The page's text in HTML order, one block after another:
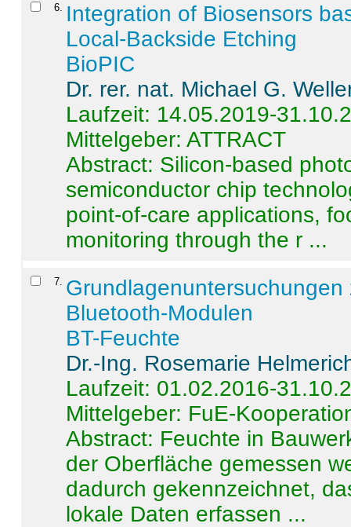
6
Integration of Biosensors
Local-Backside Etching
BioPIC
Dr. rer. nat. Michael G.
Laufzeit: 14.05.2019-
Mittelgeber: ATTRACT
Abstract: Silicon-based
semiconductor chip
point-of-care applications,
monitoring through the r ...
7
Bluetooth-Modulen
BT-Feuchte
Dr.-Ing. Rosemarie
Laufzeit: 01.02.2016-
Mittelgeber: FuE-
Abstract: Feuchte in
der Oberfläche gemessen
dadurch gekennzeichnet,
lokale Daten erfassen ...